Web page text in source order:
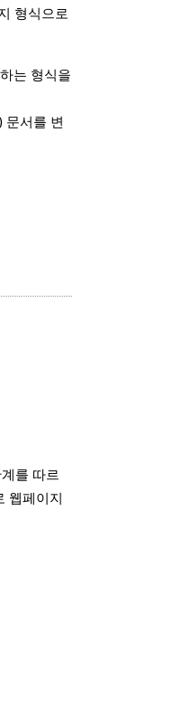
형식으로
는 형식을
문서를 변
를 따르
웹페이지